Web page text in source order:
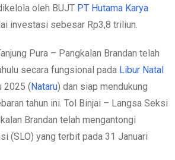
oleh BUJT PT Hutama Karya
investasi sebesar Rp3,8 triliun.
Pura – Pangkalan Brandan telah
secara fungsional pada Libur Natal
2025 ( Nataru) dan siap mendukung
tahun ini. Tol Binjai – Langsa Seksi
Brandan telah mengantongi
(SLO) yang terbit pada 31 Januari